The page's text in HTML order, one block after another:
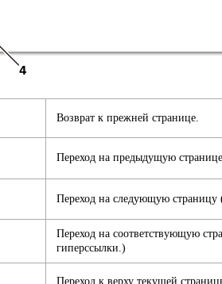
Возврат к прежней странице.
Переход на предыдущую странице
Переход на следующую страницу
Переход на соответствующую
гиперссылки.)
Переход к верху текущей